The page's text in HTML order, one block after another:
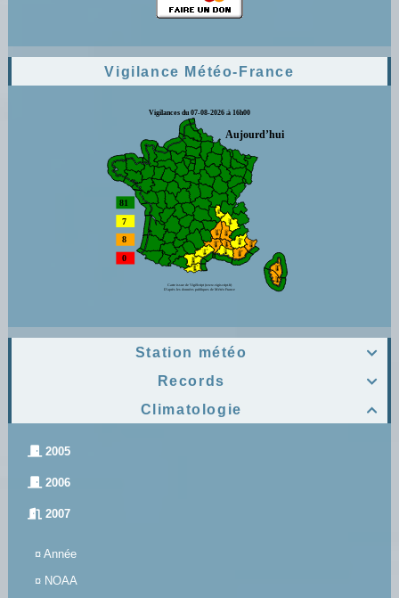
Vigilance Météo-France

Station météo

Records

Climatologie
2005
2006
2007
¤ Année
¤ NOAA